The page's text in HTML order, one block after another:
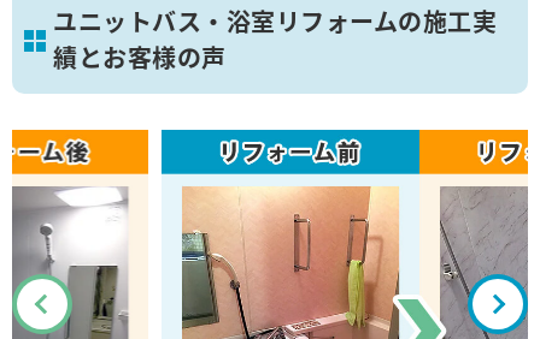
ユニットバス・浴室リフォームの施工実
績とお客様の声